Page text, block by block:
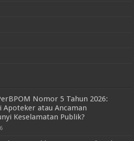
Nomor 5 Tahun 2026:
Apoteker atau Ancaman
Keselamatan Publik?